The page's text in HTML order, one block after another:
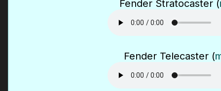
Fender Stratocaster (
Fender Telecaster (